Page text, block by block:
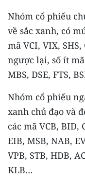
TIN MỚI
TIN ĐỊA PHƯƠNG
Trung du và miền
Bắc Trung Bộ
Duyên hải Nam
Nguyên
Đông Nam Bộ
Nhóm cổ phiếu
về sắc xanh, có
mã VCI, VIX,
ngược lại, số ít
MBS, DSE, FTS,
Nhóm cổ phiếu
xanh chủ đạo và
các mã VCB, BID,
EIB, MSB, NAB,
VPB, STB, HDB,
KLB…